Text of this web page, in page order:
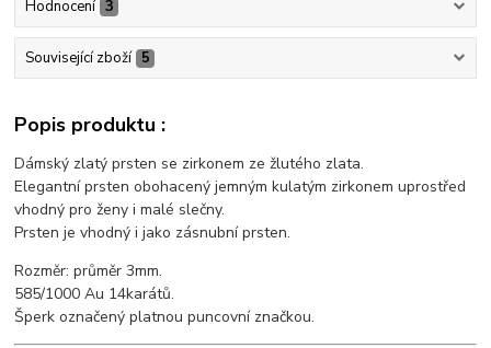
Hodnocení 3
Související zboží 5
Popis produktu :
Dámský zlatý prsten se zirkonem ze žlutého zlata.
Elegantní prsten obohacený jemným kulatým zirkonem uprostřed
vhodný pro ženy i malé slečny.
Prsten je vhodný i jako zásnubní prsten.
Rozměr: průměr 3mm.
585/1000 Au 14karátů.
Šperk označený platnou puncovní značkou.